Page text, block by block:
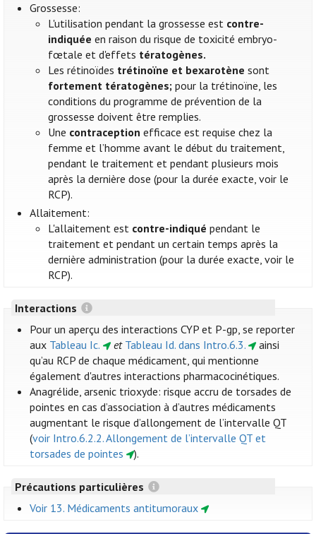
Grossesse:
L'utilisation pendant la grossesse est contre-
indiquée en raison du risque de toxicité embryo-
fœtale et d'effets tératogènes.
Les rétinoïdes trétinoïne et bexarotène sont
fortement tératogènes; pour la trétinoïne, les
conditions du programme de prévention de la
grossesse doivent être remplies.
Une contraception efficace est requise chez la
femme et l’homme avant le début du traitement,
pendant le traitement et pendant plusieurs mois
après la dernière dose (pour la durée exacte, voir le
RCP).
Allaitement:
L'allaitement est contre-indiqué pendant le
traitement et pendant un certain temps après la
dernière administration (pour la durée exacte, voir le
RCP).
Interactions
Pour un aperçu des interactions CYP et P-gp, se reporter
aux Tableau Ic. et Tableau Id. dans Intro.6.3.
ainsi
qu’au RCP de chaque médicament, qui mentionne
également d'autres interactions pharmacocinétiques.
Anagrélide, arsenic trioxyde: risque accru de torsades de
pointes en cas d’association à d’autres médicaments
augmentant le risque d’allongement de l’intervalle QT
(voir Intro.6.2.2. Allongement de l’intervalle QT et
torsades de pointes
).
Précautions particulières
Voir 13. Médicaments antitumoraux